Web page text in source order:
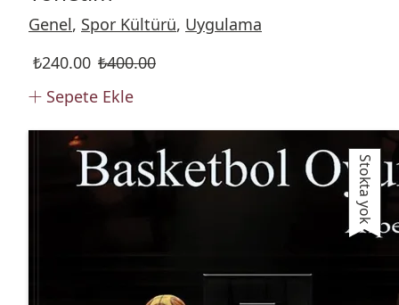
Genel, Spor Kültürü, Uygulama
₺400.00
₺240.00
Sepete Ekle
Stokta yok